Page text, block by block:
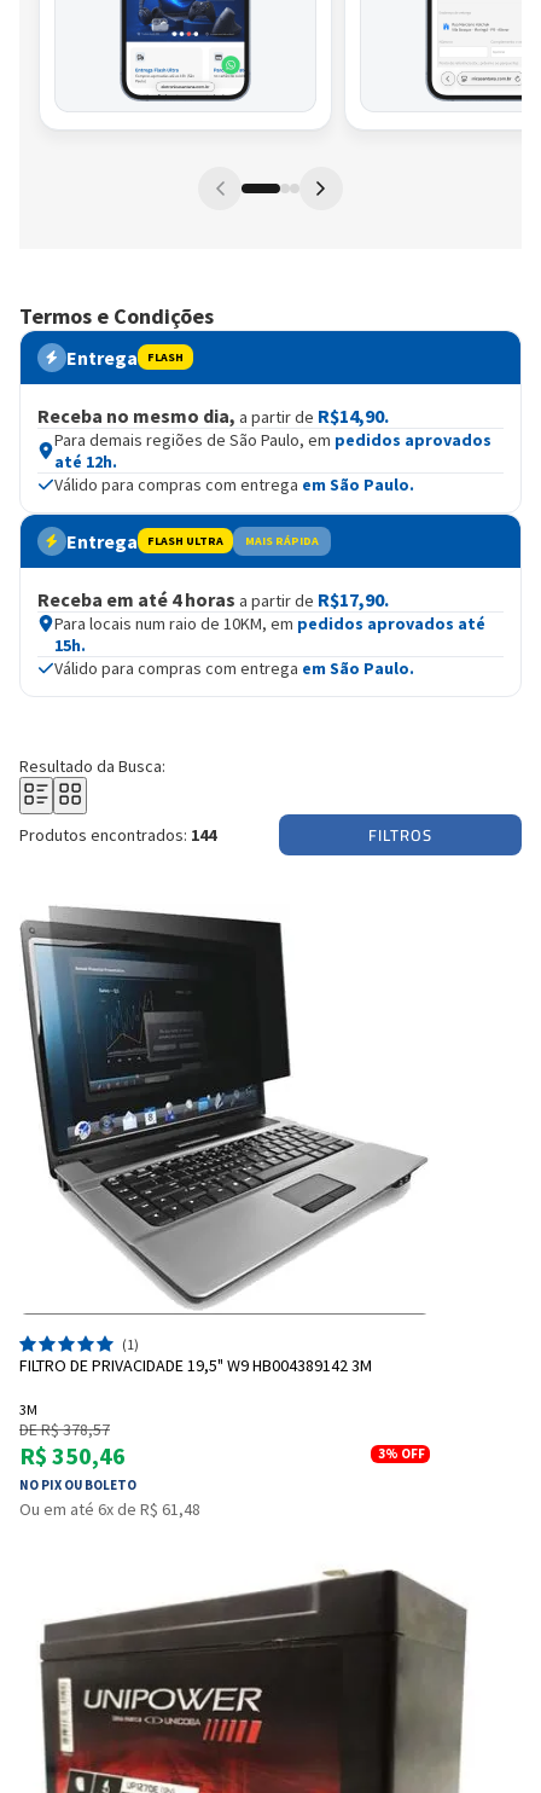
Termos e Condições
Entrega FLASH
Receba no mesmo dia, a partir de R$14,90.
Para demais regiões de São Paulo, em pedidos aprovados
até 12h.
Válido para compras com entrega em São Paulo.
Entrega FLASH ULTRA MAIS RÁPIDA
Receba em até 4 horas a partir de R$17,90.
Para locais num raio de 10KM, em pedidos aprovados até
15h.
Válido para compras com entrega em São Paulo.
Resultado da Busca:
Produtos encontrados: 144 FILTROS
(1)
FILTRO DE PRIVACIDADE 19,5" W9 HB004389142 3M
3M
DE R$ 378,57
R$ 350,46
NO PIX OU BOLETO
3% OFF
Ou em até 6x de R$ 61,48